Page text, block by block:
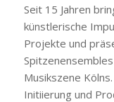
Seit 15 Jahren
künstlerische
Projekte und
Musikszene
Initiierung und